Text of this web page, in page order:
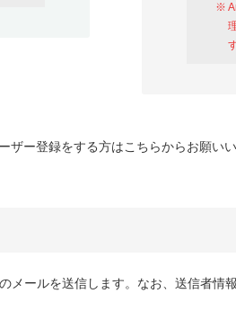
ー登録をする方はこちらからお願いい
ールを送信します。なお、送信者情